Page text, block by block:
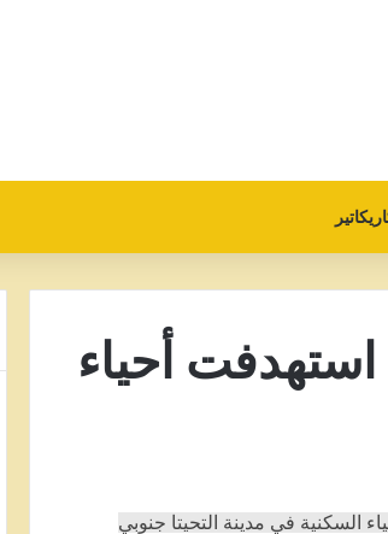
أحياء
السكنية في مدينة التحيتا جنوبي